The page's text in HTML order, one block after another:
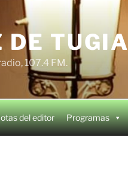
DE TUGIA
107.4 FM.
del editor Programas